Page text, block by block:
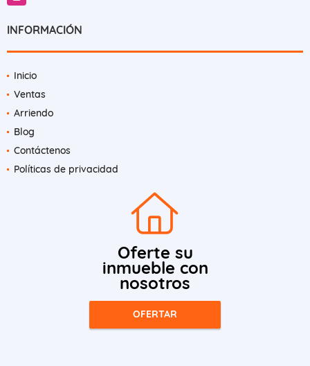
INFORMACIÓN
Inicio
Ventas
Arriendo
Blog
Contáctenos
Políticas de privacidad
Oferte su
inmueble con
nosotros
OFERTAR